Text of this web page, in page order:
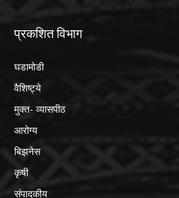
प्रकशित विभाग
घडामोडी
वैशिष्ट्ये
मुक्त- व्यासपीठ
आरोग्य
बिझनेस
कृषी
संपादकीय